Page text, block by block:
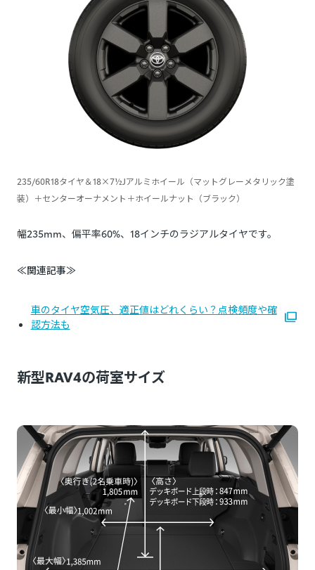
235/60R18タイヤ＆18×7½Jアルミホイール（マットグレーメタリック塗
装）＋センターオーナメント＋ホイールナット（ブラック）
幅235mm、偏平率60%、18インチのラジアルタイヤです。
≪関連記事≫
車のタイヤ空気圧、適正値はどれくらい？点検頻度や確
認方法も
新型RAV4の荷室サイズ